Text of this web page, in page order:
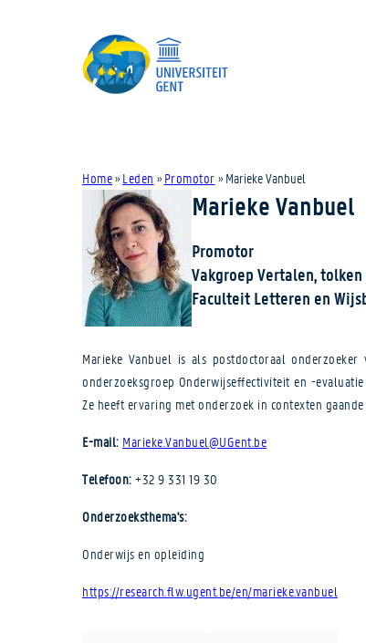
Home» Leden » Promotor » Marieke Vanbuel
Marieke Vanbuel
Promotor
Vakgroep Vertalen,
Faculteit Letteren en
Marieke Vanbuel is als postdoctoraal
onderzoeksgroep Onderwijseffectiviteit en -
Ze heeft ervaring met onderzoek in contexten
E-mail: Marieke.Vanbuel@UGent.be
Telefoon: +32 9 331 19 30
Onderzoeksthema's:
Onderwijs en opleiding
https://research.flw.ugent.be/en/marieke.vanbuel